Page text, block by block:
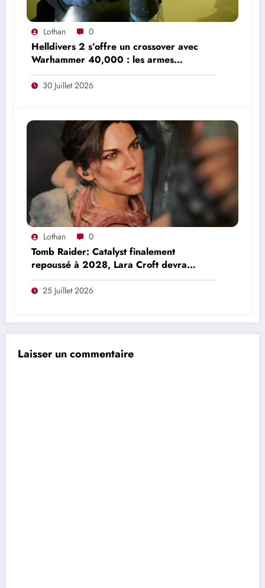
Lothan 0
Helldivers 2 s’offre un crossover avec
Warhammer 40,000 : les armes
iconiques de l’Imperium débarquent le 12
août30 Juillet 2026
Lothan 0
Tomb Raider: Catalyst finalement
repoussé à 2028, Lara Croft devra
patienter une année de plus
25 Juillet 2026
Laisser un commentaire